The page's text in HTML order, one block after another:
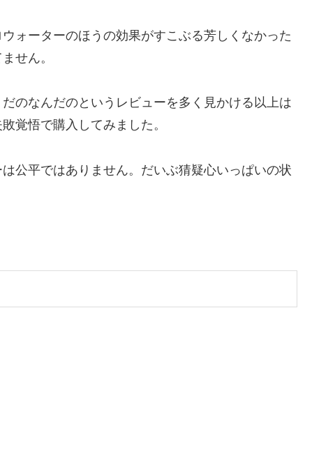
ォーターのほうの効果がすこぶる芳しくなかった
せん。
のなんだのというレビューを多く見かける以上は
覚悟で購入してみました。
公平ではありません。だいぶ猜疑心いっぱいの状